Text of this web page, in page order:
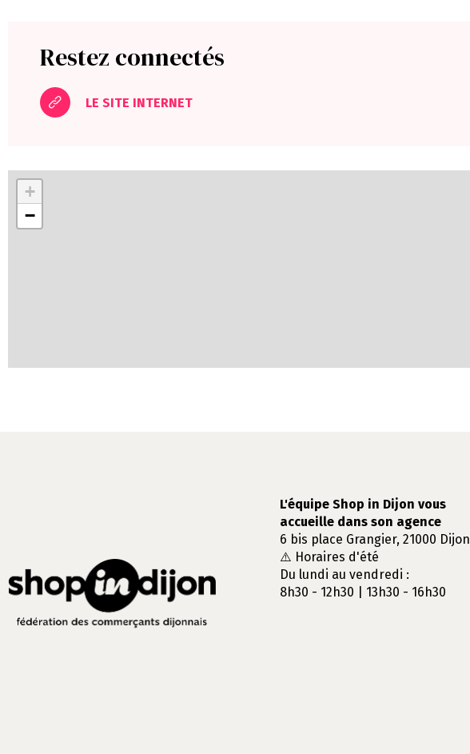
Restez connectés
LE SITE INTERNET
+
−
L'équipe Shop in Dijon vous
accueille dans son agence
6 bis place Grangier, 21000 Dijon
⚠️ Horaires d'été
Du lundi au vendredi :
8h30 - 12h30 | 13h30 - 16h30